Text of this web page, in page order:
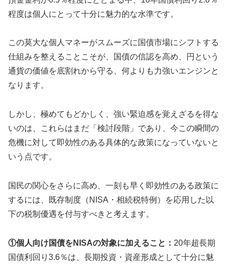
程度は個人にとって十分に魅力的な水準です。
この莫大な個人マネーがスムーズに国債市場にシフトする
仕組みを整えることこそが、国債の信認を高め、円という
通貨の価値を底割れから守る、何よりも力強いエンジンと
なります。
しかし、極めてもどかしく、強い緊迫感を覚えざるを得な
いのは、これらはまだ「検討段階」であり、今この瞬間の
危機に対して即効性のある具体的な政策になっていないと
いう点です。
国民の関心をさらに高め、一刻も早く即効性のある政策に
するには、既存制度（NISA・相続税特例）を応用した以
下の税制優遇を付与すべきと考えます。
①個人向け国債をNISAの対象に加えること： 20年超長期
国債利回り3.6％は、長期投資・資産形成として十分に魅